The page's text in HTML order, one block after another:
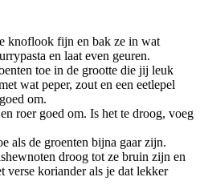
knoflook fijn en bak ze in wat
en laat even geuren.
toe in de grootte die jij leuk
wat peper, zout en een eetlepel
om.
roer goed om. Is het te droog, voeg
als de groenten bijna gaar zijn.
droog tot ze bruin zijn en
verse koriander als je dat lekker